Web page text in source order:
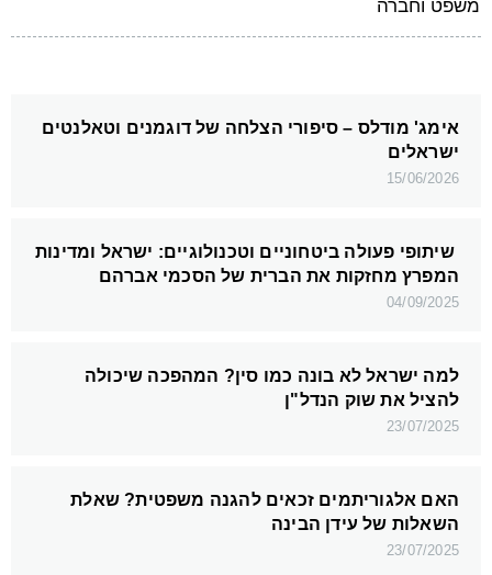
משפט וחברה
אימג' מודלס – סיפורי הצלחה של דוגמנים וטאלנטים
ישראלים
15/06/2026
שיתופי פעולה ביטחוניים וטכנולוגיים: ישראל ומדינות
המפרץ מחזקות את הברית של הסכמי אברהם
04/09/2025
למה ישראל לא בונה כמו סין? המהפכה שיכולה
להציל את שוק הנדל"ן
23/07/2025
האם אלגוריתמים זכאים להגנה משפטית? שאלת
השאלות של עידן הבינה
23/07/2025